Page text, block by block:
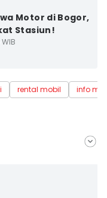
Motor di Bogor,
Stasiun!
rental mobil
info